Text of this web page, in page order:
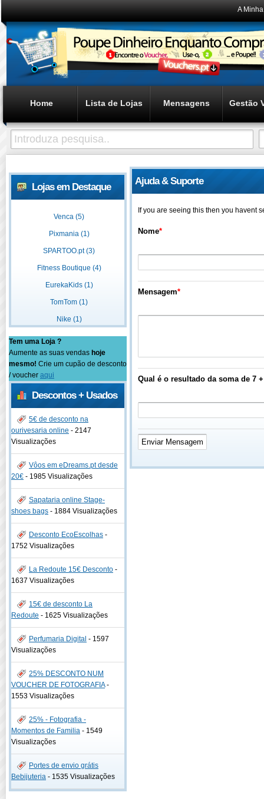
A
Home Lista de Lojas Mensagens Gestão
Lojas em Destaque
Venca (5)
Pixmania (1)
SPARTOO.pt (3)
Fitness Boutique (4)
EurekaKids (1)
TomTom (1)
Nike (1)
Tem uma Loja ?
Aumente as suas vendas hoje
mesmo! Crie um cupão de desconto
/ voucher aqui
Descontos + Usados
5€ de desconto na
ourivesaria online - 2147
Visualizações
Vôos em eDreams.pt desde
20€ - 1985 Visualizações
Sapataria online Stage-
shoes bags - 1884 Visualizações
Desconto EcoEscolhas -
1752 Visualizações
La Redoute 15€ Desconto -
1637 Visualizações
15€ de desconto La
Redoute - 1625 Visualizações
Perfumaria Digital - 1597
Visualizações
25% DESCONTO NUM
VOUCHER DE FOTOGRAFIA-
1553 Visualizações
25% - Fotografia -
Momentos de Familia - 1549
Visualizações
Portes de envio grátis
Bebijuteria - 1535 Visualizações
Ajuda & Suporte
If you are seeing this then you havent
Nome*
Mensagem*
Qual é o resultado da soma de 7